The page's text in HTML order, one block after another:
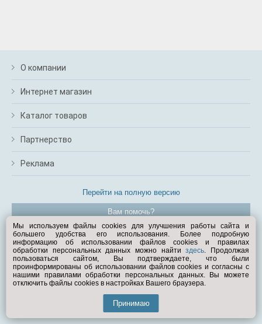
О компании
Интернет магазин
Каталог товаров
Партнерство
Реклама
Перейти на полную версию
Вам помочь?
© Exist.ru 1998—2026
Мы используем файлы cookies для улучшения работы сайта и
большего удобства его использования. Более подробную
информацию об использовании файлов cookies и правилах
обработки персональных данных можно найтиздесь. Продолжая
пользоваться сайтом, Вы подтверждаете, что были
проинформированы об использовании файлов cookies и согласны с
нашими правилами обработки персональных данных. Вы можете
отключить файлы cookies в настройках Вашего браузера.
Принимаю